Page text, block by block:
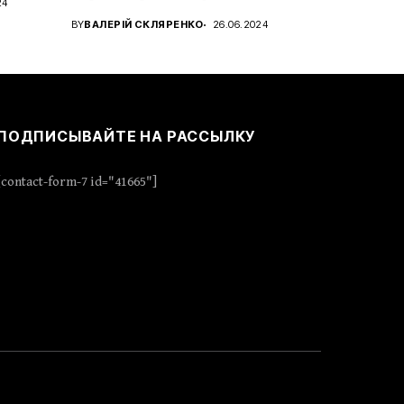
характера с новым...
BYВАЛЕРІЙ СКЛЯРЕНКО 26.06.2024
НА РАССЫЛКУ
[contact-form-7 id="41665"]